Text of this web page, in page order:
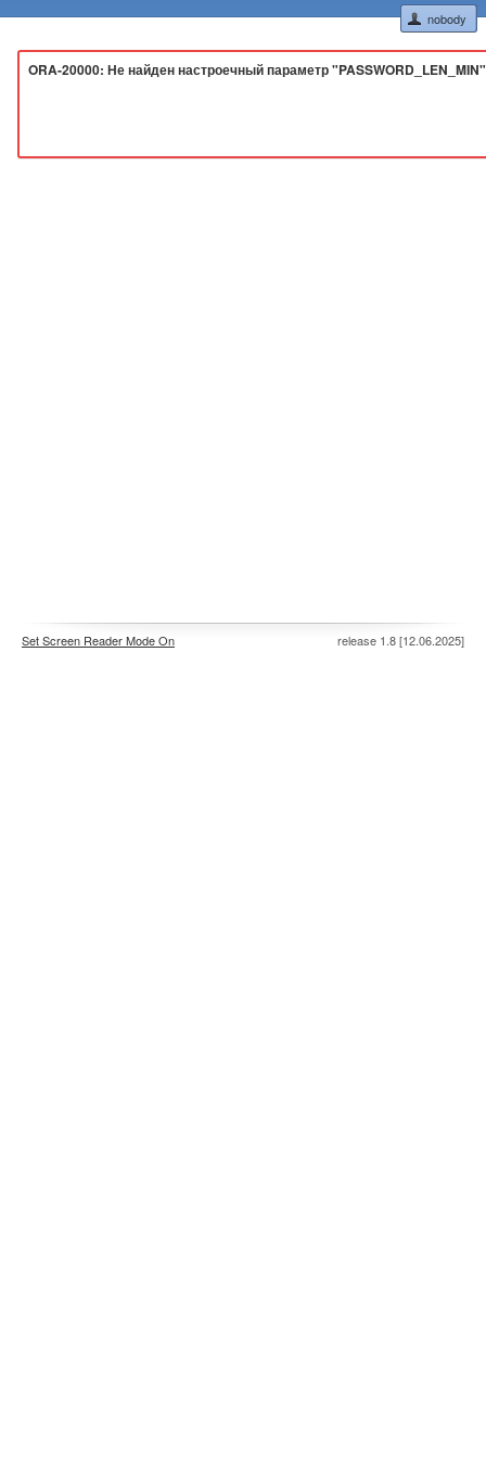
nobody
ORA-20000: Не найден настроечный параметр
Set Screen Reader Mode On release 1.8 [12.06.2025]